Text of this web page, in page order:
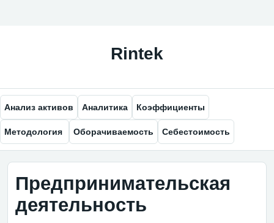
Анализ активов Аналитика Коэффициенты
Методология Оборачиваемость Себестоимость
Предпринимательская
деятельность